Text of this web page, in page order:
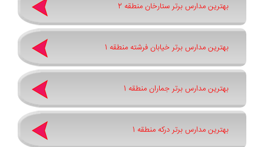
بهترین مدارس برتر ستارخان منطقه 2
بهترین مدارس برتر خیابان فرشته منطقه 1
بهترین مدارس برتر جماران منطقه 1
بهترین مدارس برتر درکه منطقه 1